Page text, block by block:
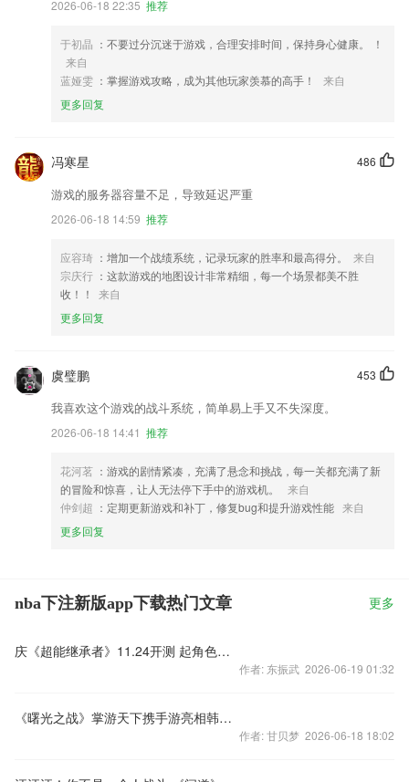
2026-06-18 22:35 推荐
于初晶 ：不要过分沉迷于游戏，合理安排时间，保持身心健康。 ！
来自
蓝娅雯 ：掌握游戏攻略，成为其他玩家羡慕的高手！
来自
更多回复
486
冯寒星
游戏的服务器容量不足，导致延迟严重
2026-06-18 14:59 推荐
应容琦 ：增加一个战绩系统，记录玩家的胜率和最高得分。
来自
宗庆行 ：这款游戏的地图设计非常精细，每一个场景都美不胜
收！！
来自
更多回复
453
虞璧鹏
我喜欢这个游戏的战斗系统，简单易上手又不失深度。
2026-06-18 14:41 推荐
花河茗 ：游戏的剧情紧凑，充满了悬念和挑战，每一关都充满了新
的冒险和惊喜，让人无法停下手中的游戏机。
来自
仲剑超 ：定期更新游戏和补丁，修复bug和提升游戏性能 来自
更多回复
nba下注新版app下载热门文章 更多
庆《超能继承者》11.24开测 起角色名送大波礼物
作者: 东振武 2026-06-19 01:32
《曙光之战》掌游天下携手游亮相韩国G-Star
作者: 甘贝梦 2026-06-18 18:02